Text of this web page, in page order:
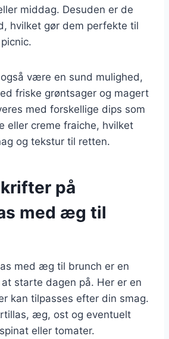
middag. Desuden er de
hvilket gør dem perfekte til
være en sund mulighed,
friske grøntsager og magert
med forskellige dips som
eller creme fraiche, hvilket
og tekstur til retten.
på
med æg til
med æg til brunch er en
starte dagen på. Her er en
kan tilpasses efter din smag.
æg, ost og eventuelt
eller tomater.